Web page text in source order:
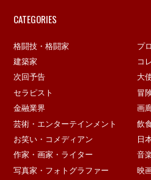
CATEGORIES
格闘技・格闘家
プ
建築家
コ
次回予告
大
セラピスト
冒
金融業界
画
芸術・エンターテインメント
飲
お笑い・コメディアン
日
作家・画家・ライター
音
写真家・フォトグラファー
映